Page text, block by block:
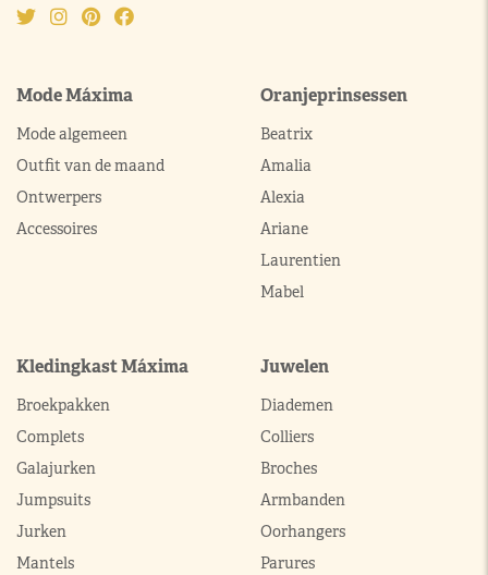
Mode Máxima
Mode algemeen
Outfit van de maand
Ontwerpers
Accessoires
Oranjeprinsessen
Beatrix
Amalia
Alexia
Ariane
Laurentien
Mabel
Kledingkast Máxima
Broekpakken
Complets
Galajurken
Jumpsuits
Jurken
Mantels
Juwelen
Diademen
Colliers
Broches
Armbanden
Oorhangers
Parures